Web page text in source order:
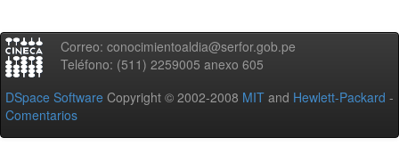
Correo: conocimientoaldia@serfor.gob.pe
Teléfono: (511) 2259005 anexo 605
DSpace Software Copyright © 2002-2008 MIT and Hewlett-Packard -
Comentarios